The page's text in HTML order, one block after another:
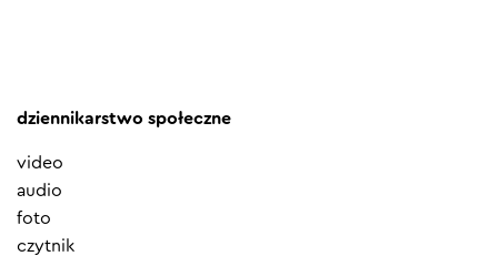
dziennikarstwo społeczne
video
audio
foto
czytnik